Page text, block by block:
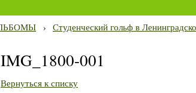
› Студенческий гольф в
IMG_1800-001
Вернуться к списку